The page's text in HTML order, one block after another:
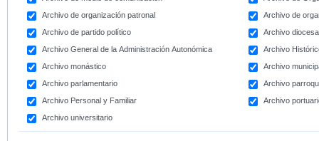
Archivo de organización patronal
Archivo de
Archivo de partido político
Archivo
Archivo General de la Administración Autonómica
Archivo
Archivo monástico
Archivo
Archivo parlamentario
Archivo
Archivo Personal y Familiar
Archivo
Archivo universitario